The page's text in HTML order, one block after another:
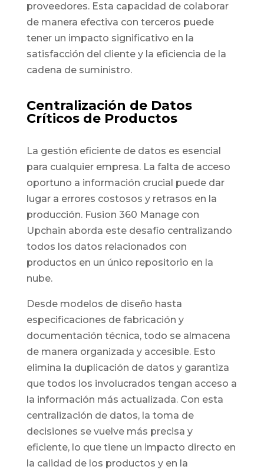
proveedores. Esta capacidad de colaborar
de manera efectiva con terceros puede
tener un impacto significativo en la
satisfacción del cliente y la eficiencia de la
cadena de suministro.
Centralización de Datos
Críticos de Productos
La gestión eficiente de datos es esencial
para cualquier empresa. La falta de acceso
oportuno a información crucial puede dar
lugar a errores costosos y retrasos en la
producción. Fusion 360 Manage con
Upchain aborda este desafío centralizando
todos los datos relacionados con
productos en un único repositorio en la
nube.
Desde modelos de diseño hasta
especificaciones de fabricación y
documentación técnica, todo se almacena
de manera organizada y accesible. Esto
elimina la duplicación de datos y garantiza
que todos los involucrados tengan acceso a
la información más actualizada. Con esta
centralización de datos, la toma de
decisiones se vuelve más precisa y
eficiente, lo que tiene un impacto directo en
la calidad de los productos y en la